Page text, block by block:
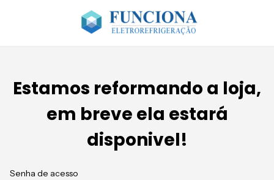
Estamos reformando a loja,
em breve ela estará
disponivel!
Senha de acesso